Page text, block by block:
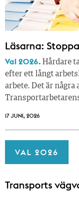
Läsarna:
Val 2026. Hårdare
efter ett långt
arbete. Det är
17 JUNI, 2026
VAL 2026
Transports